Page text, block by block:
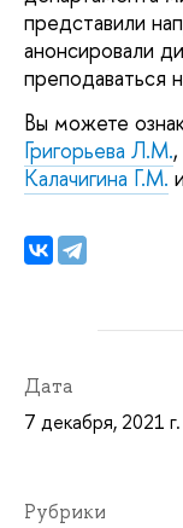
представили
анонсировали
преподаваться
Вы можете
Григорьева Л.М.,
Калачигина Г.М. и
Дата
7 декабря, 2021 г.
Рубрики